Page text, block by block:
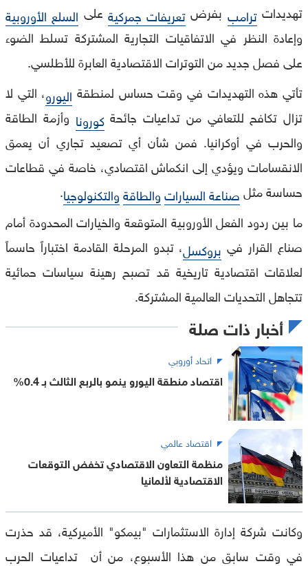
تهديداتترامب بفرض تعريفات جمركية على السلع الأوروبية
وإعادة النظر في الاتفاقيات التجارية المشتركة تسلط الضوء
على فصل جديد من التوترات الاقتصادية العابرة للأطلسي.
تأتي هذه التهديدات في وقت حساس لمنطقة اليورو، التي لا
تزال تكافح للتعافي من تداعيات جائحةكورونا وأزمة الطاقة
والحرب في أوكرانيا. فمن شأن أي تصعيد تجاري أن يعمق
الانقسامات ويؤدي إلى انكماش اقتصادي، خاصة في قطاعات
حساسة مثلصناعة السياراتوالطاقةوالتكنولوجيا.
ما بين ردود الفعل الأوروبية المتوقعة والخيارات المحدودة أمام
صناع القرار في بروكسل، تبدو المرحلة القادمة اختباراً حاسماً
لعلاقات اقتصادية تاريخية قد تصبح رهينة سياسات حمائية
تتجاهل التحديات العالمية المشتركة.
أخبار ذات صلة
اتحاد أوروبي
اقتصاد منطقة اليورو ينمو بالربع الثالث بـ 0.4%
اقتصاد عالمي
منظمة التعاون الاقتصادي تخفض التوقعات
الاقتصادية لألمانيا
وكانت شركة إدارة الاستثمارات "بيمكو" الأميركية، قد حذرت
في وقت سابق من هذا الأسبوع، من أن تداعيات الحرب